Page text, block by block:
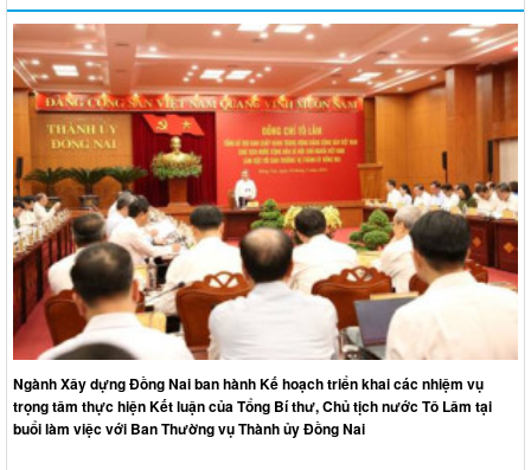
Ngành Xây dựng Đồng Nai ban hành Kế hoạch triển khai các nhiệm vụ
trọng tâm thực hiện Kết luận của Tổng Bí thư, Chủ tịch nước Tô Lâm tại
buổi làm việc với Ban Thường vụ Thành ủy Đồng Nai